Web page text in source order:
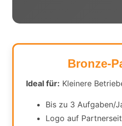
Bronze-
Ideal für: Kleinere
Bis zu 3 Aufgaben/
Logo auf